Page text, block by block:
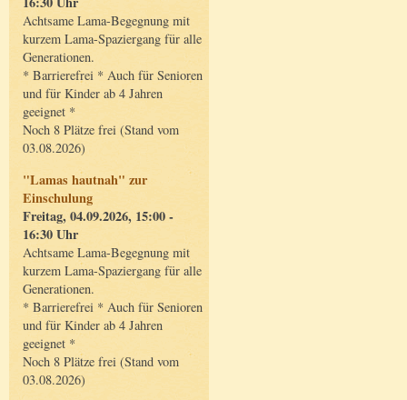
Achtsame Lama-Begegnung mit
kurzem Lama-Spaziergang für alle
Generationen.
* Barrierefrei * Auch für Senioren
und für Kinder ab 4 Jahren
geeignet *
Noch 8 Plätze frei (Stand vom
03.08.2026)
"Lamas hautnah" zur
Einschulung
Freitag, 04.09.2026, 15:00 -
16:30 Uhr
Achtsame Lama-Begegnung mit
kurzem Lama-Spaziergang für alle
Generationen.
* Barrierefrei * Auch für Senioren
und für Kinder ab 4 Jahren
geeignet *
Noch 8 Plätze frei (Stand vom
03.08.2026)